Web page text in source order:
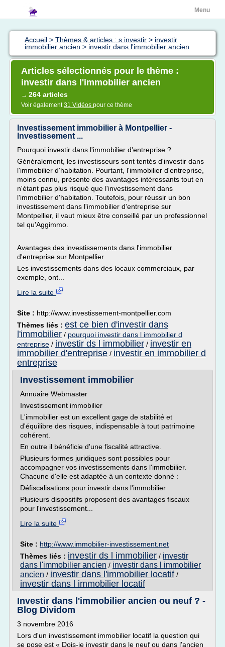
Menu
Accueil > Thèmes & articles : s investir > investir
immobilier ancien > investir dans l'immobilier ancien
Articles sélectionnés pour le thème :
investir dans l'immobilier ancien
→ 264 articles
Voir également31 Vidéos pour ce thème
Investissement immobilier à Montpellier -
Investissement ...
Pourquoi investir dans l'immobilier d'entreprise ?
Généralement, les investisseurs sont tentés d'investir dans
l'immobilier d'habitation. Pourtant, l'immobilier d'entreprise,
moins connu, présente des avantages intéressants tout en
n'étant pas plus risqué que l'investissement dans
l'immobilier d'habitation. Toutefois, pour réussir un bon
investissement dans l'immobilier d'entreprise sur
Montpellier, il vaut mieux être conseillé par un professionnel
tel qu'Aggimmo.
Avantages des investissements dans l'immobilier
d'entreprise sur Montpellier
Les investissements dans des locaux commerciaux, par
exemple, ont...
Lire la suite
Site : http://www.investissement-montpellier.com
Thèmes liés : est ce bien d'investir dans
l'immobilier / pourquoi investir dans l immobilier d
entreprise / investir ds l immobilier / investir en
immobilier d'entreprise / investir en immobilier d
entreprise
Investissement immobilier
Annuaire Webmaster
Investissement immobilier
L'immobilier est un excellent gage de stabilité et
d'équilibre des risques, indispensable à tout patrimoine
cohérent.
En outre il bénéficie d'une fiscalité attractive.
Plusieurs formes juridiques sont possibles pour
accompagner vos investissements dans l'immobilier.
Chacune d'elle est adaptée à un contexte donné :
Défiscalisations pour investir dans l'immobilier
Plusieurs dispositifs proposent des avantages fiscaux
pour l'investissement...
Lire la suite
Site : http://www.immobilier-investissement.net
Thèmes liés : investir ds l immobilier / investir
dans l'immobilier ancien / investir dans l immobilier
ancien / investir dans l'immobilier locatif /
investir dans l immobilier locatif
Investir dans l'immobilier ancien ou neuf ? -
Blog Dividom
3 novembre 2016
Lors d'un investissement immobilier locatif la question qui
se pose est « Dois-je investir dans le neuf ou dans l'ancien